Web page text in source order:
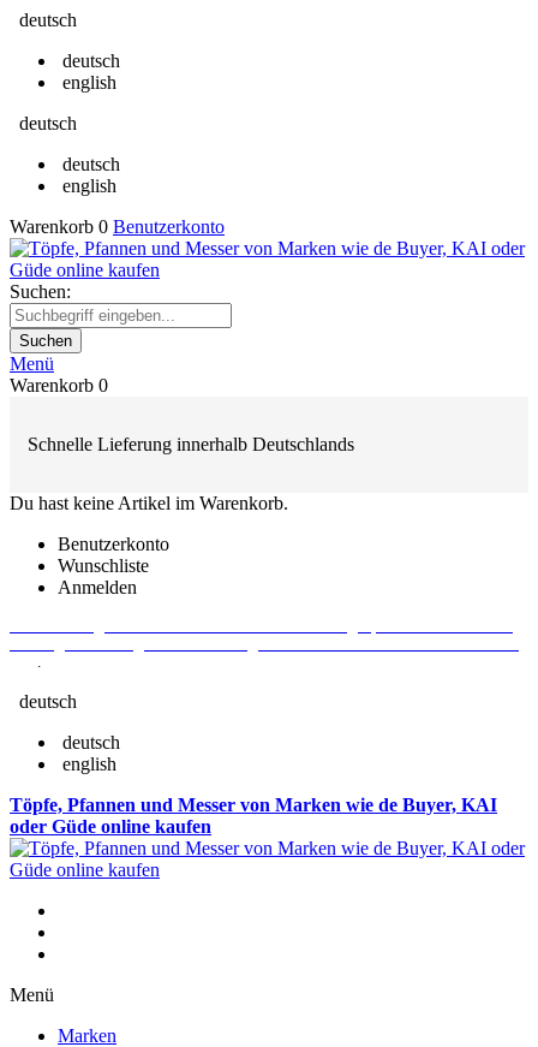
deutsch
deutsch
english
deutsch
deutsch
english
Warenkorb 0 Benutzerkonto
Suchen:
Suchen
Menü
Warenkorb 0
Schnelle Lieferung innerhalb Deutschlands
Du hast keine Artikel im Warenkorb.
Benutzerkonto
Wunschliste
Anmelden
.
deutsch
deutsch
english
Töpfe, Pfannen und Messer von Marken wie de Buyer, KAI
oder Güde online kaufen
Menü
Marken